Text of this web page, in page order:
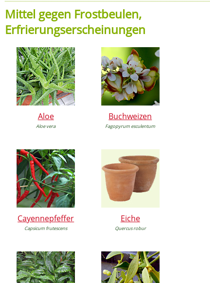
Mittel gegen Frostbeulen,
Erfrierungserscheinungen
Aloe
Aloe vera
Buchweizen
Fagopyrum esculentum
Cayennepfeffer
Capsicum frutescens
Eiche
Quercus robur